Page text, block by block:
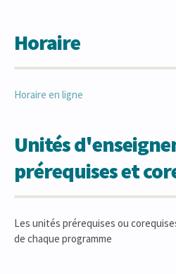
Horaire
Horaire en ligne
Unités
prérequises et
Les unités prérequises ou
de chaque programme